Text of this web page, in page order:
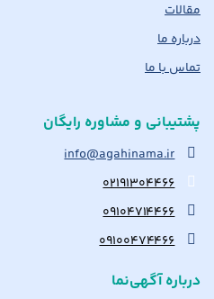
مقالات
درباره ما
تماس با ما
پشتیبانی و مشاوره رایگان
info@agahinama.ir
۰۲۱۹۱۳۰۴۴۶۶
۰۹۱۰۴۷۱۴۴۶۶
۰۹۱۰۰۴۷۴۴۶۶
درباره آگهی‌نما